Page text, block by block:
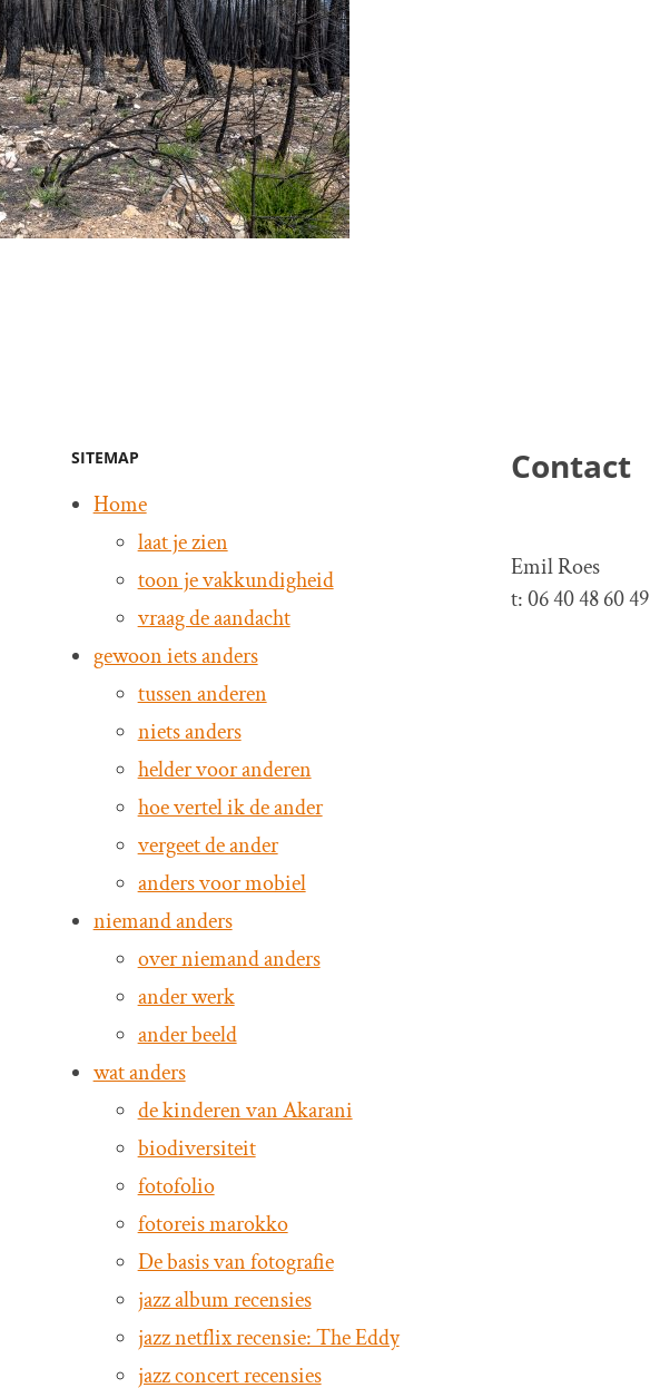
SITEMAP
Home
laat je zien
toon je vakkundigheid
vraag de aandacht
gewoon iets anders
tussen anderen
niets anders
helder voor anderen
hoe vertel ik de ander
vergeet de ander
anders voor mobiel
niemand anders
over niemand anders
ander werk
ander beeld
wat anders
de kinderen van Akarani
biodiversiteit
fotofolio
fotoreis marokko
De basis van fotografie
jazz album recensies
jazz netflix recensie: The Eddy
jazz concert recensies
Contact
Emil Roes
t: 06 40 48 60 49